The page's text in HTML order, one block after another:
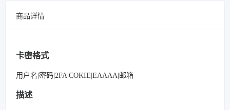
商品详情
卡密格式
用户名|密码|2FA|COKIE|EAAAA|邮箱
描述